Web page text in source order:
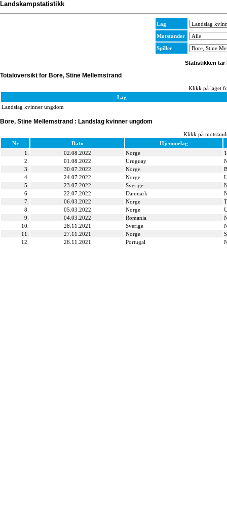
Landskampstatistikk
Lag
Motstander
Spiller
Statistikken tar
Totaloversikt for Bore, Stine Mellemstrand
Klikk på laget
Lag
Landslag kvinner ungdom
Bore, Stine Mellemstrand : Landslag kvinner ungdom
Klikk på
Nr
Dato
Hjemmelag
1.
02.08.2022 Norge
2.
01.08.2022 Uruguay
3.
30.07.2022 Norge
4.
24.07.2022 Norge
5.
23.07.2022 Sverige
6.
22.07.2022 Danmark
7.
06.03.2022 Norge
8.
05.03.2022 Norge
9.
04.03.2022 Romania
10.
28.11.2021 Sverige
11.
27.11.2021 Norge
12.
26.11.2021 Portugal